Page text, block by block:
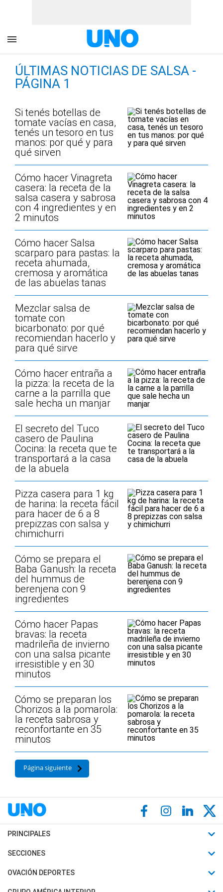
ÚLTIMAS NOTICIAS DE SALSA -
PÁGINA 1
Si tenés botellas de
tomate vacías en casa,
tenés un tesoro en tus
manos: por qué y para
qué sirven
Cómo hacer Vinagreta
casera: la receta de la
salsa casera y sabrosa
con 4 ingredientes y en
2 minutos
Cómo hacer Salsa
scarparo para pastas: la
receta ahumada,
cremosa y aromática
de las abuelas tanas
Mezclar salsa de
tomate con
bicarbonato: por qué
recomiendan hacerlo y
para qué sirve
Cómo hacer entraña a
la pizza: la receta de la
carne a la parrilla que
sale hecha un manjar
El secreto del Tuco
casero de Paulina
Cocina: la receta que te
transportará a la casa
de la abuela
Pizza casera para 1 kg
de harina: la receta fácil
para hacer de 6 a 8
prepizzas con salsa y
chimichurri
Cómo se prepara el
Baba Ganush: la receta
del hummus de
berenjena con 9
ingredientes
Cómo hacer Papas
bravas: la receta
madrileña de invierno
con una salsa picante
irresistible y en 30
minutos
Cómo se preparan los
Chorizos a la pomarola:
la receta sabrosa y
reconfortante en 35
minutos
Página siguiente
PRINCIPALES
Últimas Noticias
Política
SECCIONES
Horóscopo
Motores
OVACIÓN DEPORTES